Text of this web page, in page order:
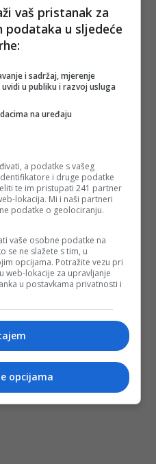
mreža iFacebook
vaš pristanak za
podataka u sljedeće
i sadržaj, mjerenje
u publiku i razvoj usluga
na uređaju
a podatke s vašeg
i druge podatke
te im pristupati 241 partner
lokacija. Mi i naši partneri
podatke o geolociranju.
vaše osobne podatke na
se ne slažete s tim, u
opcijama. Potražite vezu pri
web-lokacije za upravljanje
u postavkama privatnosti i
opcijama